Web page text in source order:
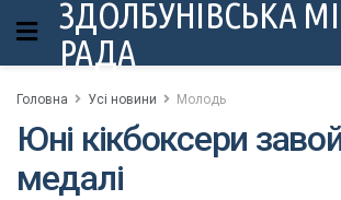
ЗДОЛБУНІВСЬКА
РАДА
Головна Усі новини Молодь
Юні кікбоксери
медалі